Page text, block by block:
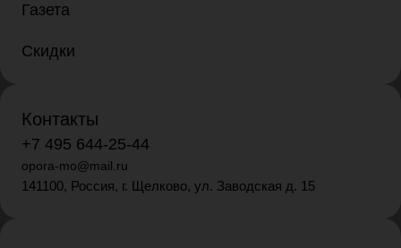
Газета
Скидки
Контакты
+7 495 644-25-44
opora-mo@mail.ru
141100, Россия, г. Щелково, ул. Заводская д. 15